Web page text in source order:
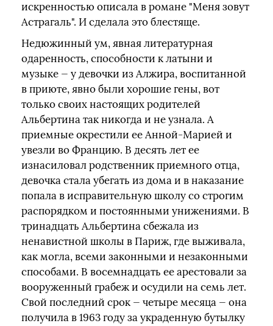
искренностью описала в романе "Меня зовут
Астрагаль". И сделала это блестяще.
Недюжинный ум, явная литературная
одаренность, способности к латыни и
музыке — у девочки из Алжира, воспитанной
в приюте, явно были хорошие гены, вот
только своих настоящих родителей
Альбертина так никогда и не узнала. А
приемные окрестили ее Анной-Марией и
увезли во Францию. В десять лет ее
изнасиловал родственник приемного отца,
девочка стала убегать из дома и в наказание
попала в исправительную школу со строгим
распорядком и постоянными унижениями. В
тринадцать Альбертина сбежала из
ненавистной школы в Париж, где выживала,
как могла, всеми законными и незаконными
способами. В восемнадцать ее арестовали за
вооруженный грабеж и осудили на семь лет.
Свой последний срок — четыре месяца — она
получила в 1963 году за украденную бутылку